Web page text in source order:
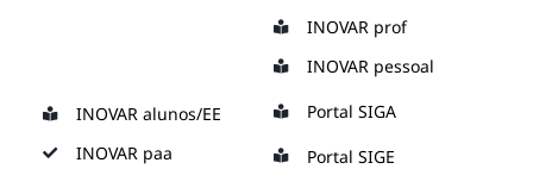
content
INOVAR prof
INOVAR pessoal
INOVAR alunos/EE
INOVAR paa
Portal SIGA
Portal SIGE